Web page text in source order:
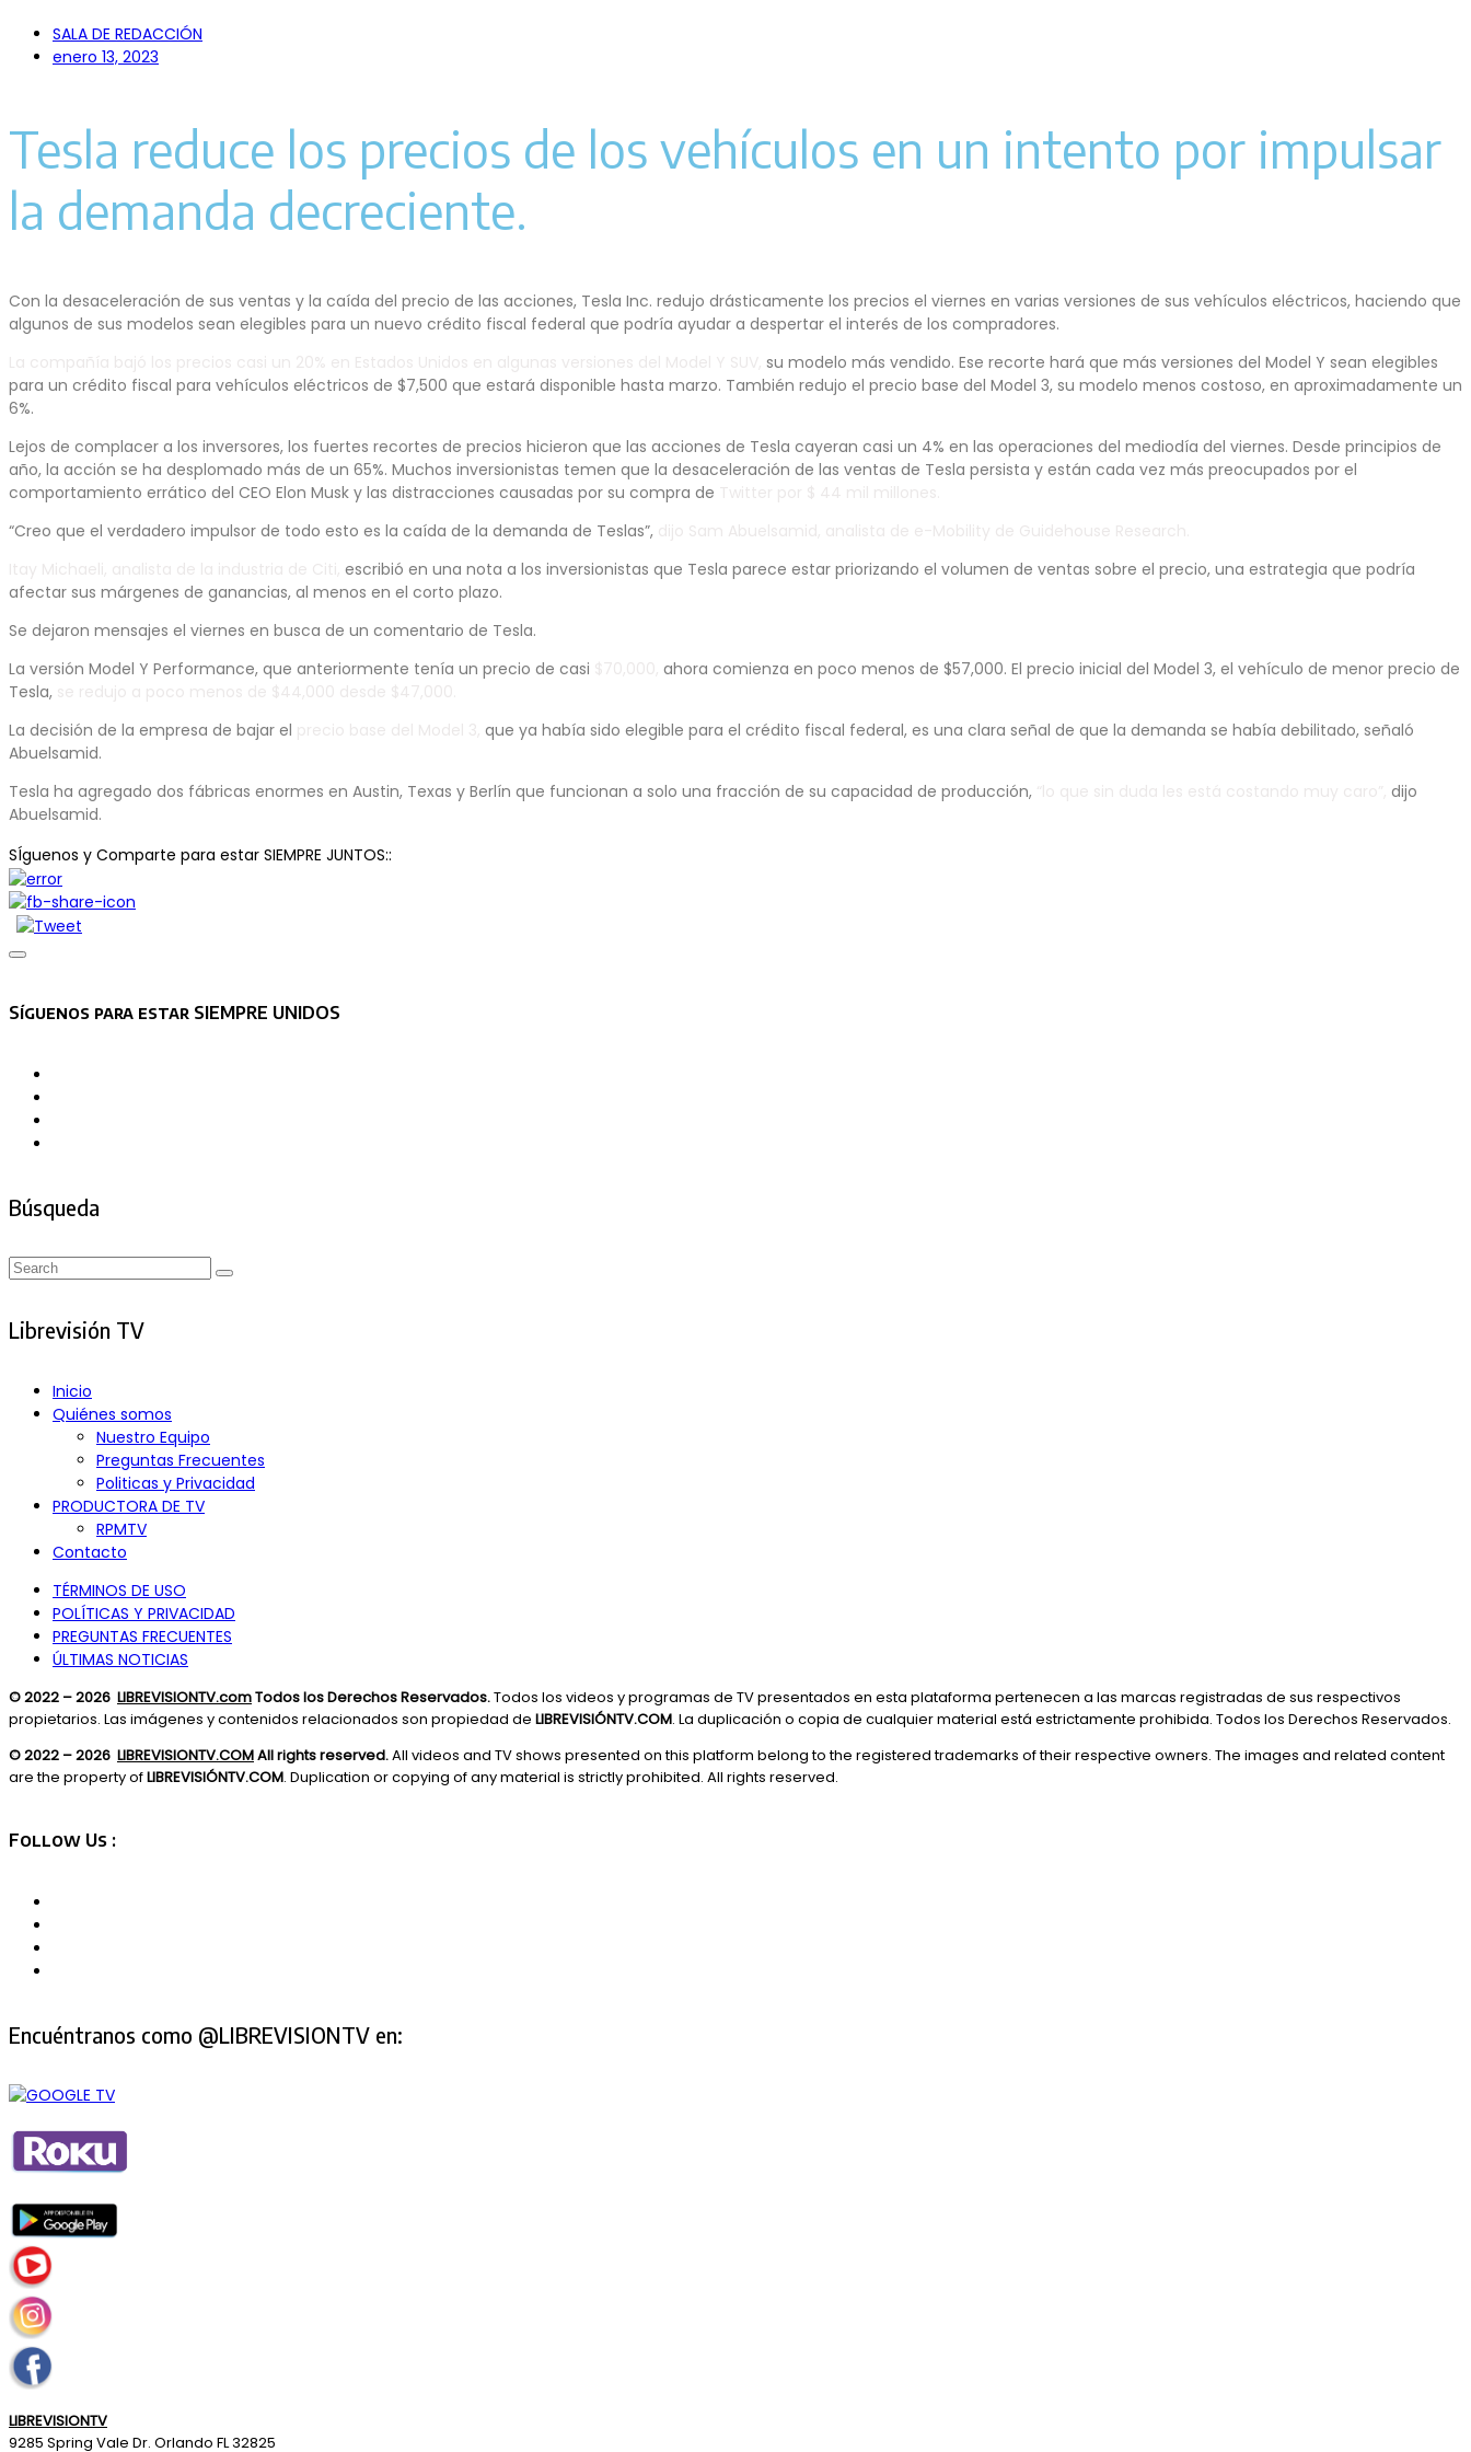
SALA DE REDACCIÓN
enero 13, 2023
Tesla reduce los precios de los vehículos en un intento por impulsar
la demanda decreciente.
Con la desaceleración de sus ventas y la caída del precio de las acciones, Tesla Inc. redujo drásticamente los precios el viernes en varias versiones de sus vehículos eléctricos, haciendo que
algunos de sus modelos sean elegibles para un nuevo crédito fiscal federal que podría ayudar a despertar el interés de los compradores.
su modelo más vendido. Ese recorte hará que más versiones del Model Y sean elegibles
para un crédito fiscal para vehículos eléctricos de $7,500 que estará disponible hasta marzo. También redujo el precio base del Model 3, su modelo menos costoso, en aproximadamente un
6%.
Lejos de complacer a los inversores, los fuertes recortes de precios hicieron que las acciones de Tesla cayeran casi un 4% en las operaciones del mediodía del viernes. Desde principios de
año, la acción se ha desplomado más de un 65%. Muchos inversionistas temen que la desaceleración de las ventas de Tesla persista y están cada vez más preocupados por el
comportamiento errático del CEO Elon Musk y las distracciones causadas por su compra de
“Creo que el verdadero impulsor de todo esto es la caída de la demanda de Teslas”,
escribió en una nota a los inversionistas que Tesla parece estar priorizando el volumen de ventas sobre el precio, una estrategia que podría
afectar sus márgenes de ganancias, al menos en el corto plazo.
Se dejaron mensajes el viernes en busca de un comentario de Tesla.
La versión Model Y Performance, que anteriormente tenía un precio de casi
ahora comienza en poco menos de $57,000. El precio inicial del Model 3, el vehículo de menor precio de
Tesla,
La decisión de la empresa de bajar el
que ya había sido elegible para el crédito fiscal federal, es una clara señal de que la demanda se había debilitado, señaló
Abuelsamid.
Tesla ha agregado dos fábricas enormes en Austin, Texas y Berlín que funcionan a solo una fracción de su capacidad de producción,
dijo
Abuelsamid.
SÍguenos y Comparte para estar SIEMPRE JUNTOS::
Asides
Síguenos para estar SIEMPRE UNIDOS
Búsqueda
Search
Search
Librevisión TV
Inicio
Quiénes somos
Nuestro Equipo
Preguntas Frecuentes
Politicas y Privacidad
PRODUCTORA DE TV
RPMTV
Contacto
TÉRMINOS DE USO
POLÍTICAS Y PRIVACIDAD
PREGUNTAS FRECUENTES
ÚLTIMAS NOTICIAS
© 2022 – 2026 LIBREVISIONTV.comTodos los Derechos Reservados.Todos los videos y programas de TV presentados en esta plataforma pertenecen a las marcas registradas de sus respectivos
propietarios. Las imágenes y contenidos relacionados son propiedad de LIBREVISIÓNTV.COM. La duplicación o copia de cualquier material está estrictamente prohibida. Todos los Derechos Reservados.
© 2022 – 2026 LIBREVISIONTV.COMAll rights reserved.All videos and TV shows presented on this platform belong to the registered trademarks of their respective owners. The images and related content
are the property ofLIBREVISIÓNTV.COM. Duplication or copying of any material is strictly prohibited. All rights reserved.
Follow Us :
Encuéntranos como @LIBREVISIONTV en:
LIBREVISIONTV
9285 Spring Vale Dr. Orlando FL 32825